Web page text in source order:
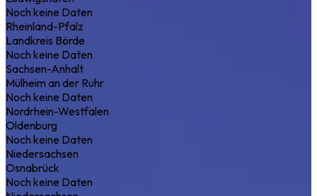
Noch keine Daten
Rheinland-Pfalz
Landkreis Börde
Noch keine Daten
Sachsen-Anhalt
Mülheim an der Ruhr
Noch keine Daten
Nordrhein-Westfalen
Oldenburg
Noch keine Daten
Niedersachsen
Osnabrück
Noch keine Daten